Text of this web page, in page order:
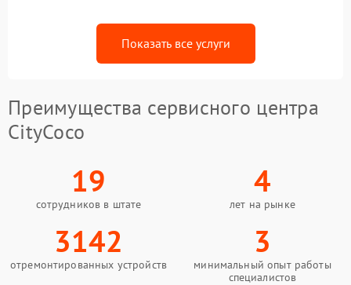
Показать все услуги
Преимущества сервисного центра
CityCoco
19
сотрудников в штате
4
лет на рынке
3142
отремонтированных устройств
3
минимальный опыт работы
специалистов